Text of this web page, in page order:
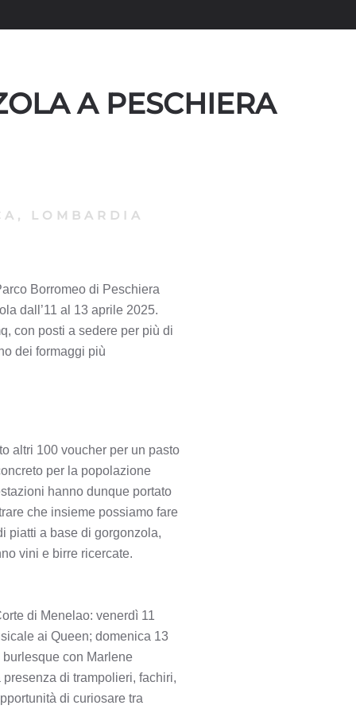
A PESCHIERA
LOMBARDIA
Borromeo di Peschiera
dall’11 al 13 aprile 2025.
con posti a sedere per più di
dei formaggi più
altri 100 voucher per un pasto
per la popolazione
hanno dunque portato
che insieme possiamo fare
piatti a base di gorgonzola,
vini e birre ricercate.
di Menelao: venerdì 11
ai Queen; domenica 13
con Marlene
di trampolieri, fachiri,
di curiosare tra